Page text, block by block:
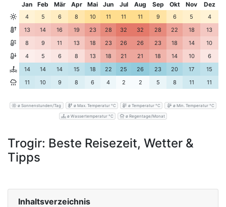
Jan Feb Mär Apr Mai Jun Jul Aug Sep Okt Nov Dez
4 5 6 8 10 11 11 11 9 6 5
4
13
14 16 19 23 28 32 32 28 22 18
13
8
9 11 13 18 23 26 26 23 18 14
10
4
5 6 8 13 18 21 21 18 14 10
6
14
14 14 15 18 22 25 26 23 20 17
15
11
10 9 8 6 4 2 2 5 8 11 11
ø Sonnenstunden/Tag ø Max. Temperatur °C ø Temperatur °C ø Min. Temperatur °C
ø Wassertemperatur °C ø Regentage/Monat
Trogir: Beste Reisezeit, Wetter &
Tipps
Inhaltsverzeichnis